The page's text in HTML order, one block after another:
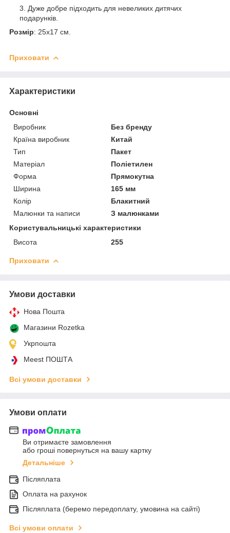
Дуже добре підходить для невеликих дитячих
подарунків.
Розмір: 25x17 см.
Приховати
Характеристики
Основні
Виробник
Без бренду
Країна виробник
Китай
Тип
Пакет
Матеріал
Поліетилен
Форма
Прямокутна
Ширина
165 мм
Колір
Блакитний
Малюнки та написи
З малюнками
Користувальницькі характеристики
Висота
255
Приховати
Умови доставки
Нова Пошта
Магазини Rozetka
Укрпошта
Meest ПОШТА
Всі умови доставки
Умови оплати
Ви отримаєте замовлення
або гроші повернуться на вашу картку
Детальніше
Післяплата
Оплата на рахунок
Післяплата (беремо передоплату, умовина на сайті)
Всі умови оплати